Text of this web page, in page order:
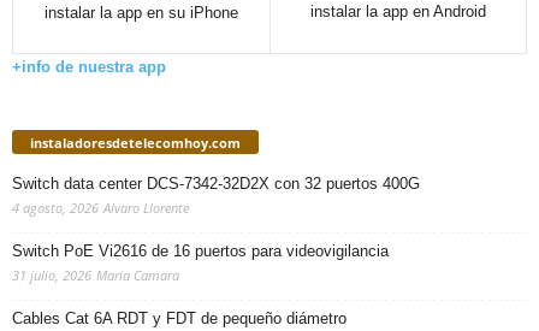
instalar la app en su iPhone
instalar la app en Android
+info de nuestra app
instaladoresdetelecomhoy.com
Switch data center DCS-7342-32D2X con 32 puertos 400G
4 agosto, 2026 Alvaro Llorente
Switch PoE Vi2616 de 16 puertos para videovigilancia
31 julio, 2026 Maria Camara
Cables Cat 6A RDT y FDT de pequeño diámetro